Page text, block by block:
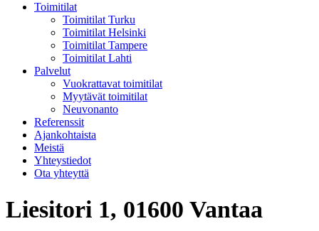
Toimitilat
Toimitilat Turku
Toimitilat Helsinki
Toimitilat Tampere
Toimitilat Lahti
Palvelut
Vuokrattavat toimitilat
Myytävät toimitilat
Neuvonanto
Referenssit
Ajankohtaista
Meistä
Yhteystiedot
Ota yhteyttä
Liesitori 1, 01600 Vantaa